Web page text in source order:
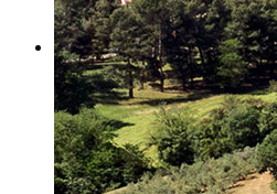
Rad Upravnog vijeća
Znanstveno Vijeće
Rad Znanstvenog vijeća
Etičko povjerenstvo
Etički kodeks
Financiranje
Proračun
Potpore